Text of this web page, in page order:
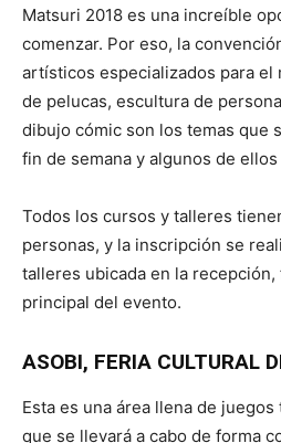
Matsuri 2018 es una increíble
comenzar. Por eso, la
artísticos especializados para el
de pelucas, escultura de
dibujo cómic son los temas que
fin de semana y algunos de
Todos los cursos y talleres
personas, y la inscripción se
talleres ubicada en la
principal del evento.
ASOBI, FERIA CULTURAL
Esta es una área llena de
que se llevará a cabo de forma